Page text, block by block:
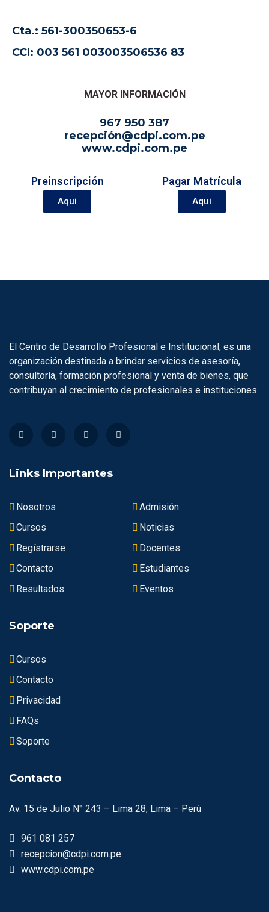
Cta.: 561-300350653-6
CCI: 003 561 003003506536 83
MAYOR INFORMACIÓN
967 950 387
recepción@cdpi.com.pe
www.cdpi.com.pe
Preinscripción
Aqui
Pagar Matrícula
Aqui
El Centro de Desarrollo Profesional e Institucional, es una
organización destinada a brindar servicios de asesoría,
consultoría, formación profesional y venta de bienes, que
contribuyan al crecimiento de profesionales e instituciones.
Links Importantes
Nosotros
Admisión
Cursos
Noticias
Regístrarse
Docentes
Contacto
Estudiantes
Resultados
Eventos
Soporte
Cursos
Contacto
Privacidad
FAQs
Soporte
Contacto
Av. 15 de Julio N° 243 – Lima 28, Lima – Perú
961 081 257
recepcion@cdpi.com.pe
www.cdpi.com.pe